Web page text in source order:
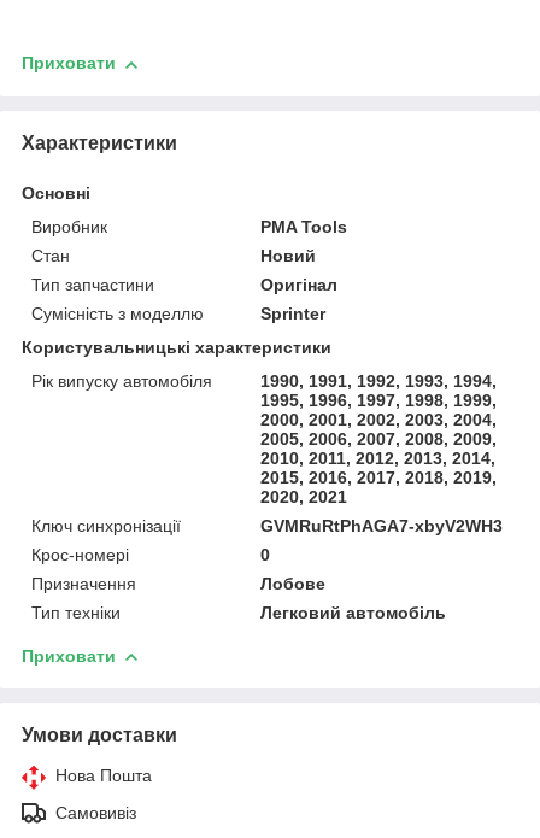
Приховати
Характеристики
Основні
Виробник
PMA Tools
Стан
Новий
Тип запчастини
Оригінал
Сумісність з моделлю
Sprinter
Користувальницькі характеристики
Рік випуску автомобіля
1990, 1991, 1992, 1993, 1994,
1995, 1996, 1997, 1998, 1999,
2000, 2001, 2002, 2003, 2004,
2005, 2006, 2007, 2008, 2009,
2010, 2011, 2012, 2013, 2014,
2015, 2016, 2017, 2018, 2019,
2020, 2021
Ключ синхронізації
GVMRuRtPhAGA7-xbyV2WH3
Крос-номері
0
Призначення
Лобове
Тип техніки
Легковий автомобіль
Приховати
Умови доставки
Нова Пошта
Самовивіз